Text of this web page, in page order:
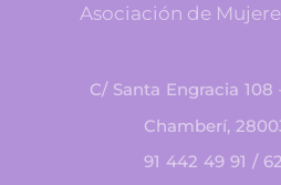
Asociación de
C/ Santa Engracia 108
Chamberí,
91 442 49 91 /